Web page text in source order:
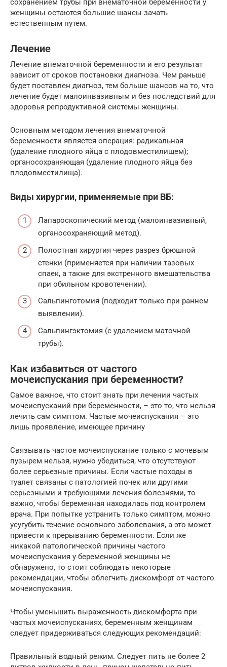
сохранением трубы при внематочной беременности у
женщины остаются большие шансы зачать
естественным путем.
Лечение
Лечение внематочной беременности и его результат
зависит от сроков постановки диагноза. Чем раньше
будет поставлен диагноз, тем больше шансов на то, что
лечение будет малоинвазивным и без последствий для
здоровья репродуктивной системы женщины.
Основным методом лечения внематочной
беременности является операция: радикальная
(удаление плодного яйца с плодовместилищем);
органосохраняющая (удаление плодного яйца без
плодовместилища).
Виды хирургии, применяемые при ВБ:
Лапароскопический метод (малоинвазивный,
органосохраняющий метод).
Полостная хирургия через разрез брюшной
стенки (применяется при наличии тазовых
спаек, а также для экстренного вмешательства
при обильном кровотечении).
Сальпинготомия (подходит только при раннем
выявлении).
Сальпингэктомия (с удалением маточной
трубы).
Как избавиться от частого
мочеиспускания при беременности?
Самое важное, что стоит знать при лечении частых
мочеиспусканий при беременности, – это то, что нельзя
лечить сам симптом. Частые мочеиспускания – это
лишь проявление, имеющее причину
Связывать частое мочеиспускание только с мочевым
пузырем нельзя, нужно убедиться, что отсутствуют
более серьезные причины. Если частые походы в
туалет связаны с патологией почек или другими
серьезными и требующими лечения болезнями, то
важно, чтобы беременная находилась под контролем
врача. При попытке устранить только симптом, можно
усугубить течение основного заболевания, а это может
привести к прерыванию беременности. Если же
никакой патологической причины частого
мочеиспускания у беременной женщины не
обнаружено, то стоит соблюдать некоторые
рекомендации, чтобы облегчить дискомфорт от частого
мочеиспускания.
Чтобы уменьшить выраженность дискомфорта при
частых мочеиспусканиях, беременным женщинам
следует придерживаться следующих рекомендаций:
Правильный водный режим. Следует пить не более 2